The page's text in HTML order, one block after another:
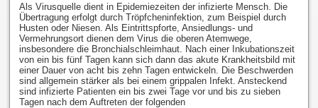
Als Virusquelle dient in Epidemiezeiten der infizierte Mensch. Die
Übertragung erfolgt durch Tröpfcheninfektion, zum Beispiel durch
Husten oder Niesen. Als Eintrittspforte, Ansiedlungs- und
Vermehrungsort dienen dem Virus die oberen Atemwege,
insbesondere die Bronchialschleimhaut. Nach einer Inkubationszeit
von ein bis fünf Tagen kann sich dann das akute Krankheitsbild mit
einer Dauer von acht bis zehn Tagen entwickeln. Die Beschwerden
sind allgemein stärker als bei einem grippalen Infekt. Ansteckend
sind infizierte Patienten ein bis zwei Tage vor und bis zu sieben
Tagen nach dem Auftreten der folgenden